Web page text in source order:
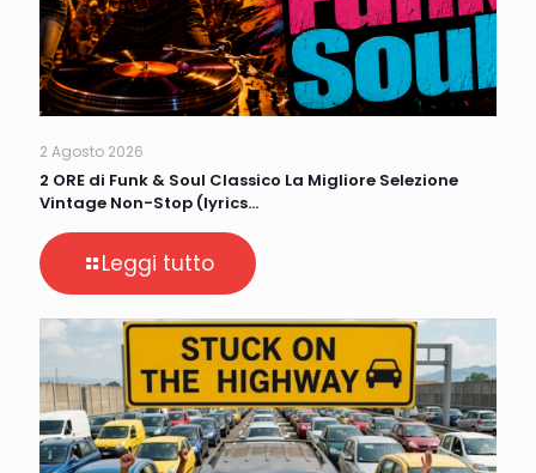
2 Agosto 2026
2 ORE di Funk & Soul Classico La Migliore Selezione
Vintage Non-Stop (lyrics…
Leggi tutto